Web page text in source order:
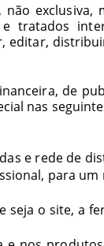
tratados
editar,
de
nas
e rede de
para
seja o site, a